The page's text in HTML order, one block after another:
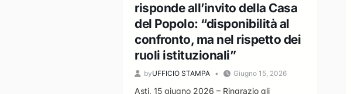
risponde all’invito della Casa
del Popolo: “disponibilità al
confronto, ma nel rispetto dei
ruoli istituzionali”
byUFFICIO STAMPA Giugno 15, 2026
Asti, 15 giugno 2026 – Ringrazio gli